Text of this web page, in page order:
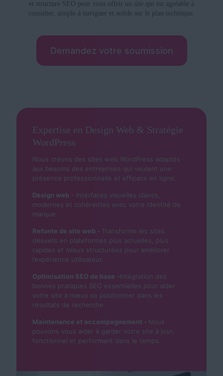
et structure SEO pour vous offrir un site qui est agréable à
consulter, simple à naviguer et solide sur le plan technique.
Demandez votre soumission
Expertise en Design Web & Stratégie
WordPress
Nous créons des sites web WordPress adaptés
aux besoins des entreprises qui veulent une
présence professionnelle et efficace en ligne.
Design web - Interfaces visuelles claires,
modernes et cohérentes avec votre identité de
marque.
Refonte de site web - Transforme les sites
désuets en plateformes plus actuelles, plus
rapides et mieux structurées pour améliorer
l’expérience utilisateur.
Optimisation SEO de base -Intégration des
bonnes pratiques SEO essentielles pour aider
votre site à mieux se positionner dans les
résultats de recherche.
Maintenance et accompagnement - Nous
pouvons vous aider à garder votre site à jour,
fonctionnel et performant dans le temps.